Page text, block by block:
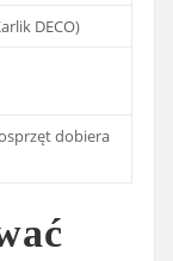
DECO)
dobiera